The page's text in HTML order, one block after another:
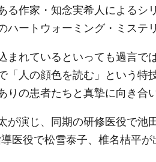
る作家・知念実希人によるシ
ハートウォーミング・ミステ
まれているといっても過言で
「人の顔色を読む」という特
りの患者たちと真摯に向き合
が演じ、同期の研修医役で池
医役で松雪泰子、椎名桔平が